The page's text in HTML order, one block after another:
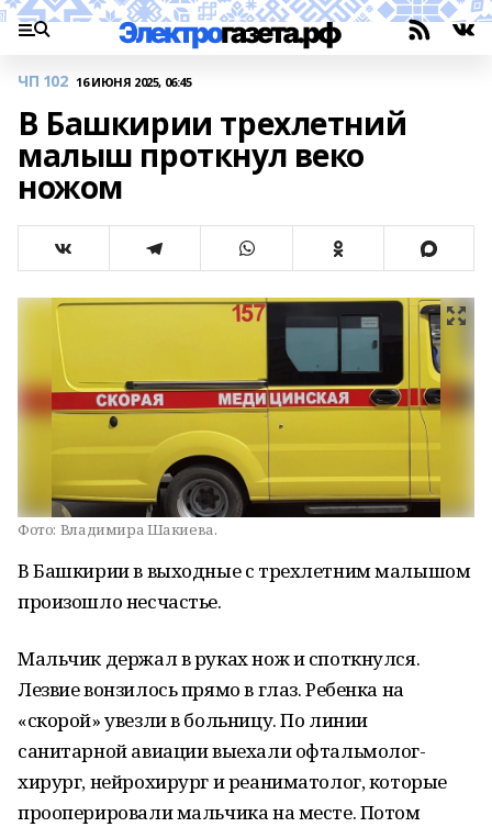
ЧП 102 16 ИЮНЯ 2025, 06:45
В Башкирии трехлетний
малыш проткнул веко
ножом
Фото: Владимира Шакиева.
В Башкирии в выходные с трехлетним малышом
произошло несчастье.
Мальчик держал в руках нож и споткнулся.
Лезвие вонзилось прямо в глаз. Ребенка на
«скорой» увезли в больницу. По линии
санитарной авиации выехали офтальмолог-
хирург, нейрохирург и реаниматолог, которые
прооперировали мальчика на месте. Потом